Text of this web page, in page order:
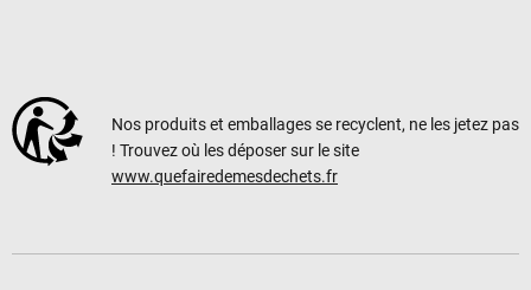
Nos produits et emballages se recyclent, ne les jetez pas
! Trouvez où les déposer sur le site
www.quefairedemesdechets.fr